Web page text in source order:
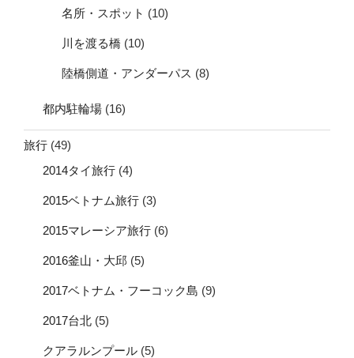
名所・スポット (10)
川を渡る橋 (10)
陸橋側道・アンダーパス (8)
都内駐輪場 (16)
旅行 (49)
2014タイ旅行 (4)
2015ベトナム旅行 (3)
2015マレーシア旅行 (6)
2016釜山・大邱 (5)
2017ベトナム・フーコック島 (9)
2017台北 (5)
クアラルンプール (5)